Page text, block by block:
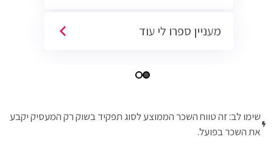
מעניין ספרו לי עוד
שימו לב: זה טווח השכר הממוצע לסוג תפקיד בשוק רק המעסיק יקבע
את השכר בפועל.